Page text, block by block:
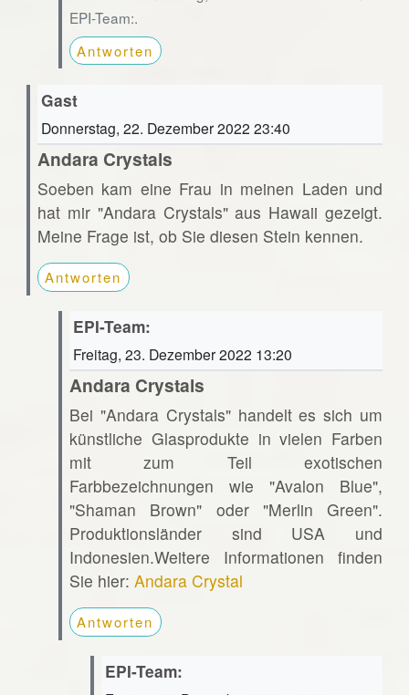
EPI-Team:.
Antworten
Gast
Donnerstag, 22. Dezember 2022 23:40
Andara Crystals
Soeben kam eine Frau in meinen Laden und
hat mir "Andara Crystals" aus Hawaii gezeigt.
Meine Frage ist, ob Sie diesen Stein kennen.
Antworten
EPI-Team:
Freitag, 23. Dezember 2022 13:20
Andara Crystals
Bei "Andara Crystals" handelt es sich um
künstliche Glasprodukte in vielen Farben
mit zum Teil exotischen
Farbbezeichnungen wie "Avalon Blue",
"Shaman Brown" oder "Merlin Green".
Produktionsländer sind USA und
Indonesien.Weitere Informationen finden
Sie hier: Andara Crystal
Antworten
EPI-Team: